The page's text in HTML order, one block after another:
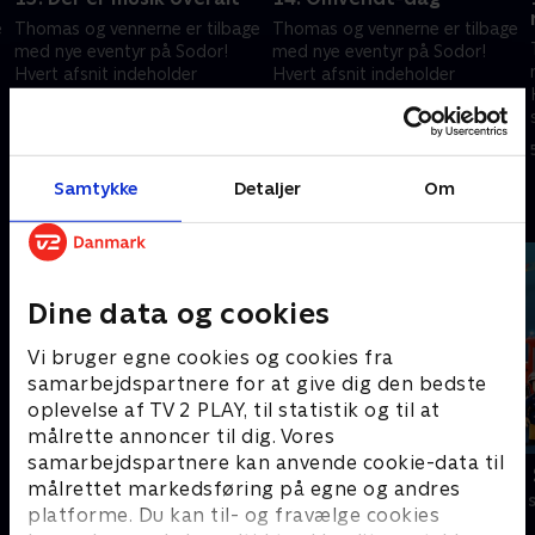
Samtykke Detaljer Om
Dine data og cookies
Vi bruger egne cookies og cookies fra
samarbejdspartnere for at give dig den bedste
oplevelse af TV 2 PLAY, til statistik og til at
målrette annoncer til dig. Vores
samarbejdspartnere kan anvende cookie-data til
målrettet markedsføring på egne og andres
platforme. Du kan til- og fravælge cookies
Thomas og vennerne er tilbage
med nye eventyr på Sodor!
Hvert afsnit indeholder
Thomas og vennerne er tilbage
med nye eventyr på Sodor!
Hvert afsnit indeholder
interaktivt format, der
5. februar 2025 • 10 min
Gurli Gris
Børneserier • 4 sæsoner
Brandmand
Børneserier • 1